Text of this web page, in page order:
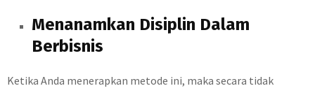
Menanamkan Disiplin Dalam
Berbisnis
Ketika Anda menerapkan metode ini, maka secara tidak